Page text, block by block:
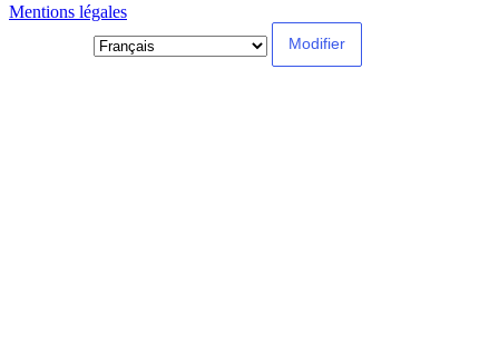
Mentions légales